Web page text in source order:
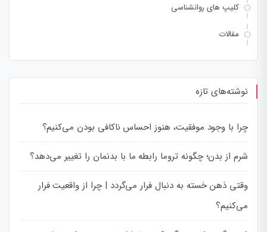
کلیپ های روانشناسی
مقالات
نوشته‌های تازه
چرا با وجود موفقیت، هنوز احساس ناکافی بودن می‌کنیم؟
شرم از بدن؛ چگونه تروما رابطه ما با بدنمان را تغییر می‌دهد؟
وقتی ذهن خسته به دنبال فرار می‌گردد | چرا از واقعیت فرار
می‌کنیم؟